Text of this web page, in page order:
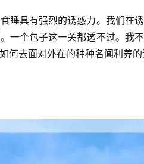
睡具有强烈的诱惑力。我们在
一个包子这一关都透不过。我
去面对外在的种种名闻利养的